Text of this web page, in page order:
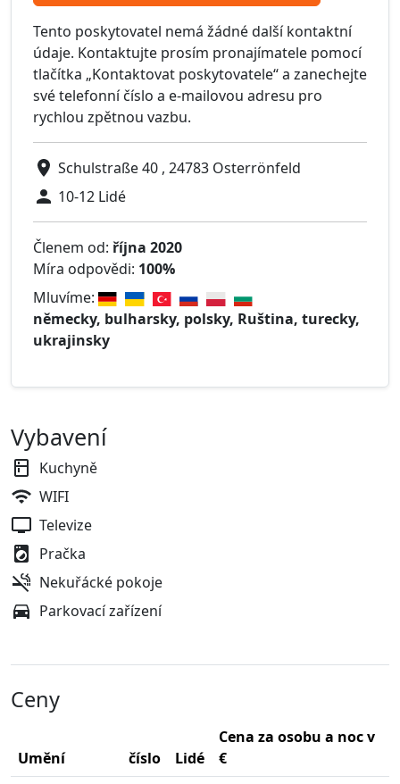
Tento poskytovatel nemá žádné další kontaktní
údaje. Kontaktujte prosím pronajímatele pomocí
tlačítka „Kontaktovat poskytovatele“ a zanechejte
své telefonní číslo a e-mailovou adresu pro
rychlou zpětnou vazbu.
Schulstraße 40 , 24783 Osterrönfeld
10-12 Lidé
Členem od: října 2020
Míra odpovědi: 100%
Mluvíme:
německy, bulharsky, polsky, Ruština, turecky,
ukrajinsky
Vybavení
Kuchyně
WIFI
Televize
Pračka
Nekuřácké pokoje
Parkovací zařízení
Ceny
Umění číslo Lidé
Cena za osobu a noc v
€